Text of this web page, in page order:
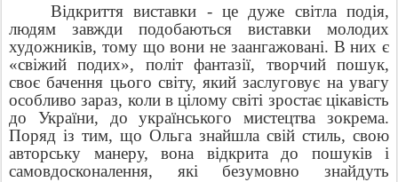
Відкриття виставки - це дуже світла подія,
людям завжди подобаються виставки молодих
художників, тому що вони не заангажовані. В них є
«свіжий подих», політ фантазії, творчий пошук,
своє бачення цього світу, який заслуговує на увагу
особливо зараз, коли в цілому світі зростає цікавість
до України, до українського мистецтва зокрема.
Поряд із тим, що Ольга знайшла свій стиль, свою
авторську манеру, вона відкрита до пошуків і
самовдосконалення, які безумовно знайдуть